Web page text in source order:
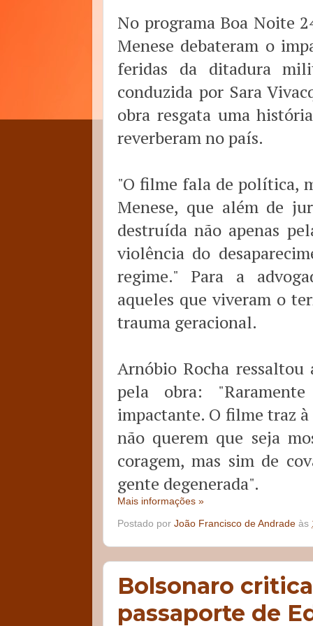
No programa Boa Noite
Menese debateram o
feridas da ditadura
conduzida por Sara
obra resgata uma
reverberam no país.
"O filme fala de política,
Menese, que além de
destruída não apenas
violência do
regime." Para a
aqueles que viveram o
trauma geracional.
Arnóbio Rocha
pela obra:
impactante. O filme traz
não querem que seja
coragem, mas sim de
gente degenerada".
Mais informações »
Postado por João Francisco de Andrade às
Bolsonaro
passaporte de